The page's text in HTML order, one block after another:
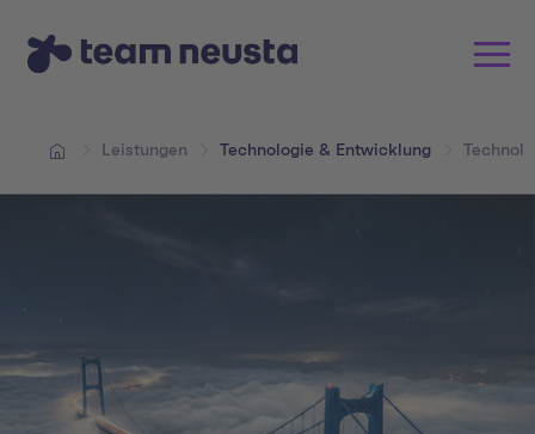
Leistungen Technologie & Entwicklung